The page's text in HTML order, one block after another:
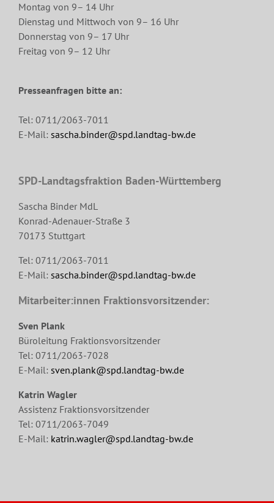
Montag von 9– 14 Uhr
Dienstag und Mittwoch von 9– 16 Uhr
Donnerstag von 9– 17 Uhr
Freitag von 9– 12 Uhr
Presseanfragen bitte an:
Tel: 0711/2063-7011
E-Mail: sascha.binder@spd.landtag-bw.de
SPD-Landtagsfraktion Baden-Württemberg
Sascha Binder MdL
Konrad-Adenauer-Straße 3
70173 Stuttgart
Tel: 0711/2063-7011
E-Mail: sascha.binder@spd.landtag-bw.de
Mitarbeiter:innen Fraktionsvorsitzender:
Sven Plank
Büroleitung Fraktionsvorsitzender
Tel: 0711/2063-7028
E-Mail: sven.plank@spd.landtag-bw.de
Katrin Wagler
Assistenz Fraktionsvorsitzender
Tel: 0711/2063-7049
E-Mail: katrin.wagler@spd.landtag-bw.de